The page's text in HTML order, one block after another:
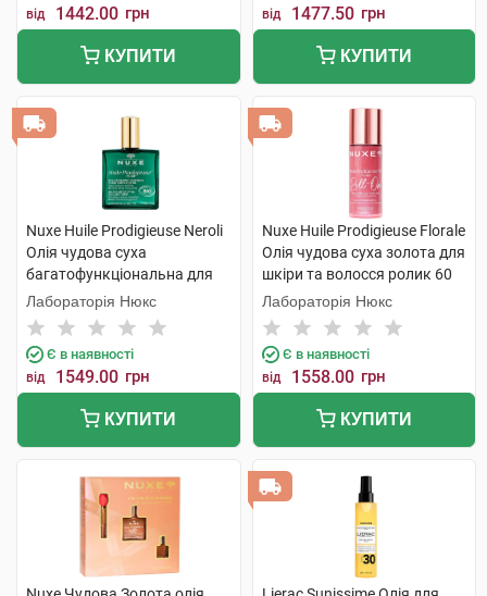
від 1442.00 грн
КУПИТИ
від 1477.50 грн
КУПИТИ
Nuxe Huile Prodigieuse Neroli
Олія чудова суха
багатофункціональна для
обличчя,тіла та волосся 100
мл 1 флакон
Лабораторія Нюкс
Є в наявності
від 1549.00 грн
КУПИТИ
Nuxe Huile Prodigieuse Florale
Олія чудова суха золота для
шкіри та волосся ролик 60
мл 1 флакон
Лабораторія Нюкс
Є в наявності
від 1558.00 грн
КУПИТИ